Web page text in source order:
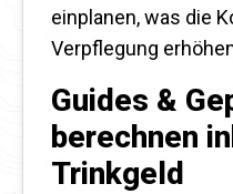
einplanen, was die
Verpflegung
Guides &
berechnen
Trinkgeld